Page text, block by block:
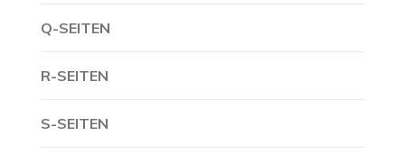
Q-SEITEN
R-SEITEN
S-SEITEN